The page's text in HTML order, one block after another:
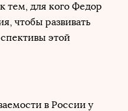
тем, для кого Федор
чтобы развивать
этой
в России у